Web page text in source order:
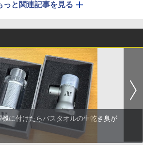
っと関連記事を見る
に付けたらバスタオルの生乾き臭が